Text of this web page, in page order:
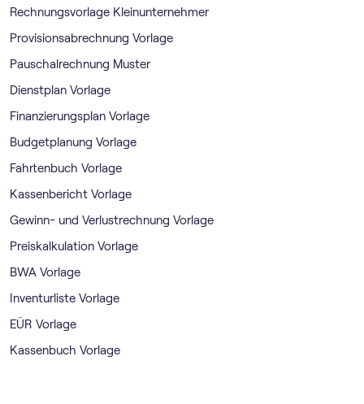
Rechnungsvorlage Kleinunternehmer
Provisionsabrechnung Vorlage
Pauschalrechnung Muster
Dienstplan Vorlage
Finanzierungsplan Vorlage
Budgetplanung Vorlage
Fahrtenbuch Vorlage
Kassenbericht Vorlage
Gewinn- und Verlustrechnung Vorlage
Preiskalkulation Vorlage
BWA Vorlage
Inventurliste Vorlage
EÜR Vorlage
Kassenbuch Vorlage